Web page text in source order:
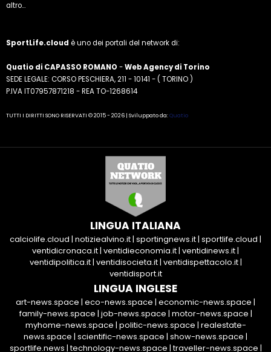
altro...
SportLife.cloud è uno dei portali del network di:
Quatio di CAPASSO ROMANO -Web Agency di Torino
SEDE LEGALE: CORSO PESCHIERA, 211 - 10141 - ( TORINO )
P.IVA IT07957871218 - REA TO-1268614
TUTTI I DIRITTI SONO RISERVATI © 2015 - 2026 | Sviluppato da:Quatio
LINGUA ITALIANA
calciolife.cloud | notiziealvino.it| sportingnews.it| sportlife.cloud |
ventidicronaca.it| ventidieconomia.it| ventidinews.it|
ventidipolitica.it| ventidisocieta.it| ventidispettacolo.it|
ventidisport.it
LINGUA INGLESE
art-news.space | eco-news.space | economic-news.space |
family-news.space | job-news.space | motor-news.space |
myhome-news.space | politic-news.space | realestate-
news.space | scientific-news.space | show-news.space |
sportlife.news |technology-news.space |traveller-news.space |